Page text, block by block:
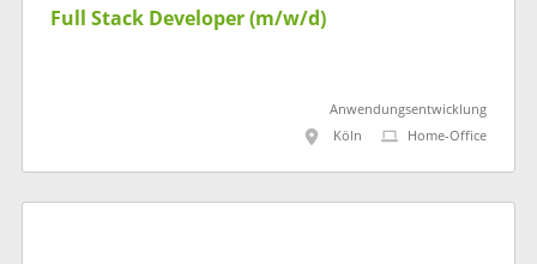
Full Stack Developer (m/w/d)
Anwendungsentwicklung
Köln
Home-Office